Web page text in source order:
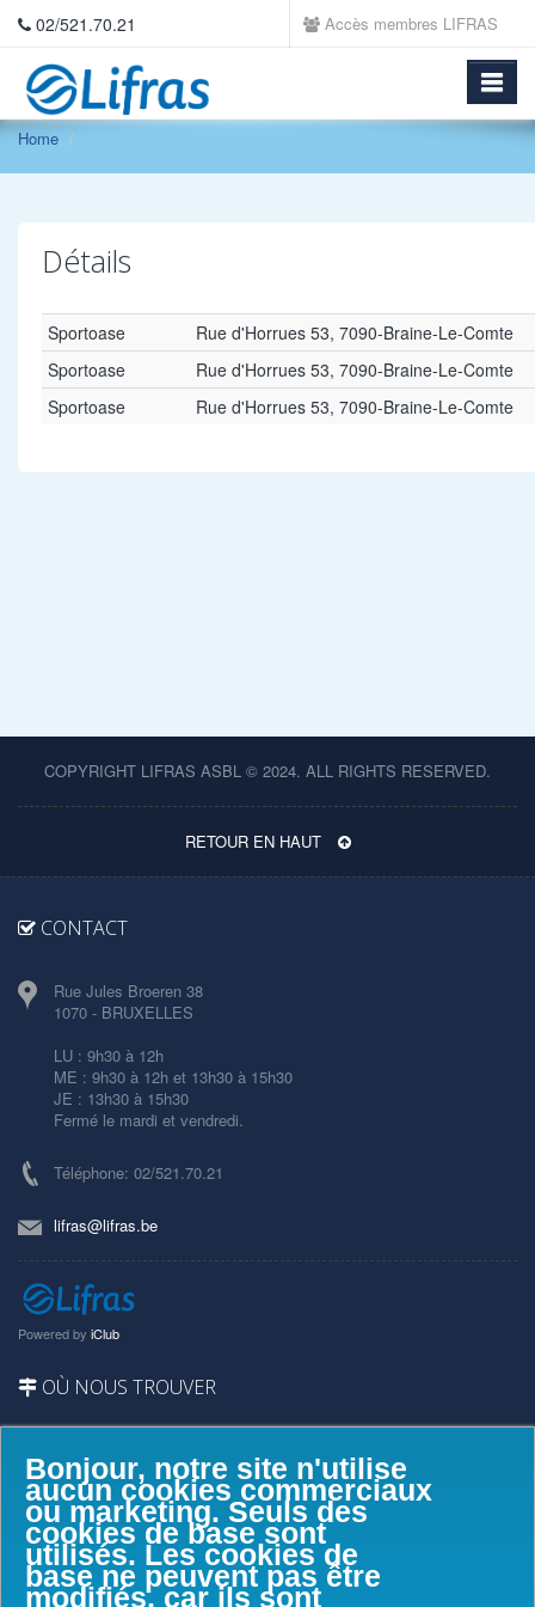
Bonjour, notre site n'utilise
aucun cookies commerciaux
ou marketing. Seuls des
cookies de base sont
utilisés. Les cookies de
base ne peuvent pas être
modifiés, car ils sont
02/521.70.21 Accès membres LIFRAS
Home
Détails
Sportoase
Rue d'Horrues 53, 7090-Braine-Le-Comte
Sportoase
Rue d'Horrues 53, 7090-Braine-Le-Comte
Sportoase
Rue d'Horrues 53, 7090-Braine-Le-Comte
COPYRIGHT LIFRAS ASBL © 2024. ALL RIGHTS RESERVED.
RETOUR EN HAUT
CONTACT
Rue Jules Broeren 38
1070 - BRUXELLES
LU : 9h30 à 12h
ME : 9h30 à 12h et 13h30 à 15h30
JE : 13h30 à 15h30
Fermé le mardi et vendredi.
Téléphone: 02/521.70.21
lifras@lifras.be
Powered by iClub
OÙ NOUS TROUVER